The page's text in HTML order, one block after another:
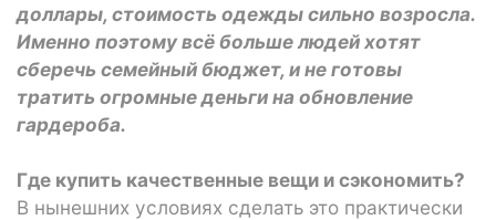
доллары, стоимость одежды сильно возросла.
Именно поэтому всё больше людей хотят
сберечь семейный бюджет, и не готовы
тратить огромные деньги на обновление
гардероба.
Где купить качественные вещи и сэкономить?
В нынешних условиях сделать это практически